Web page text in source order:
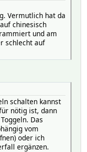
Vermutlich hat da
chinesisch
und am
schlecht auf
schalten kannst
nötig ist, dann
Das
vom
oder ich
ergänzen.